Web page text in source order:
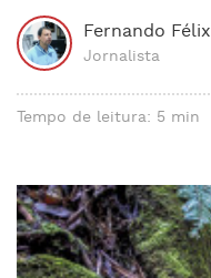
Fernando Félix
Jornalista
Tempo de leitura: 5 min